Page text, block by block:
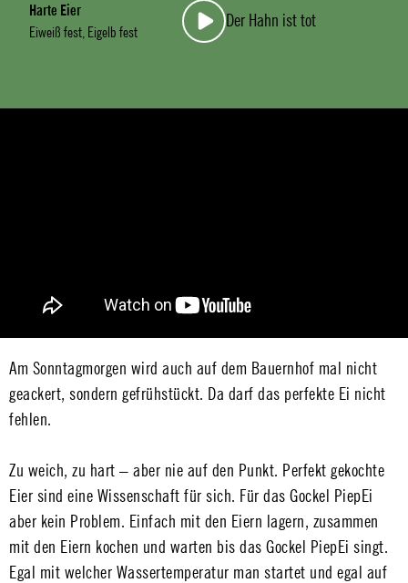
Harte Eier
Eiweiß fest, Eigelb fest
Der Hahn ist tot
Am Sonntagmorgen wird auch auf dem Bauernhof mal nicht
geackert, sondern gefrühstückt. Da darf das perfekte Ei nicht
fehlen.
Zu weich, zu hart – aber nie auf den Punkt. Perfekt gekochte
Eier sind eine Wissenschaft für sich. Für das Gockel PiepEi
aber kein Problem. Einfach mit den Eiern lagern, zusammen
mit den Eiern kochen und warten bis das Gockel PiepEi singt.
Egal mit welcher Wassertemperatur man startet und egal auf